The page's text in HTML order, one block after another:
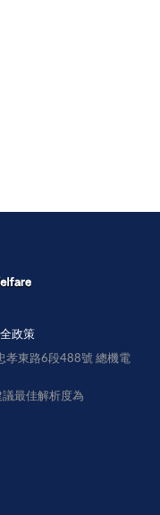
政策
孝東路6段488號 總機電
最佳解析度為